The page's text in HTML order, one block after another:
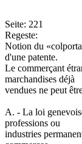
Seite: 221
Regeste:
Notion du
d'une patente.
Le commerçant
marchandises déjà
vendues ne peut
A. - La loi
professions ou
industries